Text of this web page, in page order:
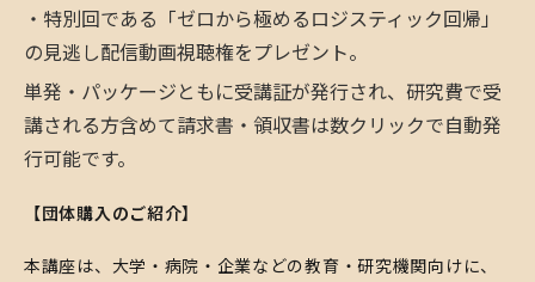
・特別回である「ゼロから極めるロジスティック回帰」
の見逃し配信動画視聴権をプレゼント。
​単発・パッケージともに受講証が発行され、研究費で受
講される方含めて請求書・領収書は数クリックで自動発
行可能です。
【団体購入のご紹介】
本講座は、大学・病院・企業などの教育・研究機関向けに、